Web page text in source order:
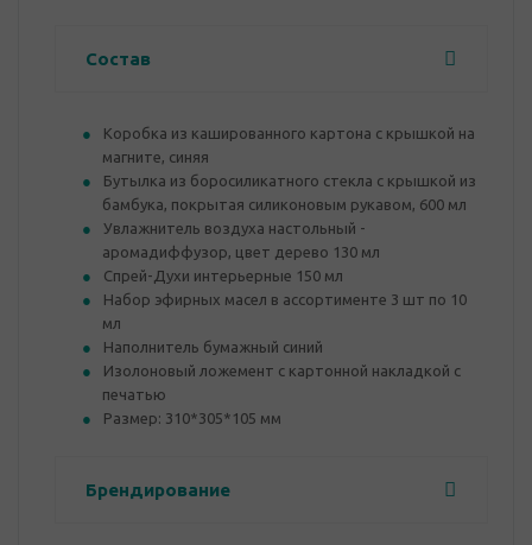
Состав
Коробка из кашированного картона с крышкой на
магните, синяя
Бутылка из боросиликатного стекла с крышкой из
бамбука, покрытая силиконовым рукавом, 600 мл
Увлажнитель воздуха настольный -
аромадиффузор, цвет дерево 130 мл
Спрей-Духи интерьерные 150 мл
Набор эфирных масел в ассортименте 3 шт по 10
мл
Наполнитель бумажный синий
Изолоновый ложемент с картонной накладкой с
печатью
Размер: 310*305*105 мм
Брендирование